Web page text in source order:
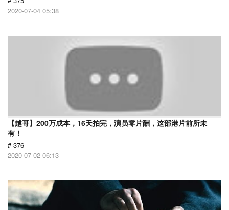
2020-07-04 05:38
【越哥】200万成本，16天拍完，演员零片酬，这部港片前所未
有！
# 376
2020-07-02 06:13